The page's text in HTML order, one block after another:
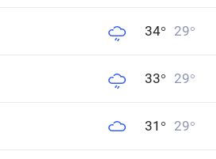
34° 29°
33° 29°
31 ° 29°